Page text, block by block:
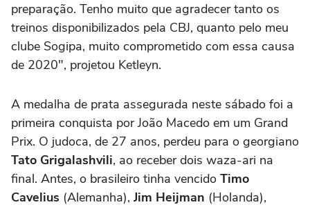
preparação. Tenho muito que agradecer tanto os
treinos disponibilizados pela CBJ, quanto pelo meu
clube Sogipa, muito comprometido com essa causa
de 2020", projetou Ketleyn.
A medalha de prata assegurada neste sábado foi a
primeira conquista por João Macedo em um Grand
Prix. O judoca, de 27 anos, perdeu para o georgiano
Tato Grigalashvili, ao receber dois waza-ari na
final. Antes, o brasileiro tinha vencido Timo
Cavelius (Alemanha), Jim Heijman (Holanda),